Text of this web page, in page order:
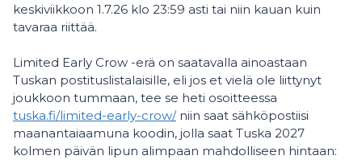
keskiviikkoon 1.7.26 klo 23:59 asti tai niin kauan kuin
tavaraa riittää.
Limited Early Crow -erä on saatavalla ainoastaan
Tuskan postituslistalaisille, eli jos et vielä ole liittynyt
joukkoon tummaan, tee se heti osoitteessa
tuska.fi/limited-early-crow/ niin saat sähköpostiisi
maanantaiaamuna koodin, jolla saat Tuska 2027
kolmen päivän lipun alimpaan mahdolliseen hintaan: